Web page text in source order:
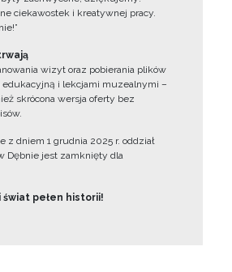
ciekawostek i kreatywnej pracy.
wizyt oraz pobierania plików
edukacyjną i lekcjami muzealnymi –
skrócona wersja oferty bez
z dniem 1 grudnia 2025 r. oddział
Dębnie jest zamknięty dla
świat pełen historii!